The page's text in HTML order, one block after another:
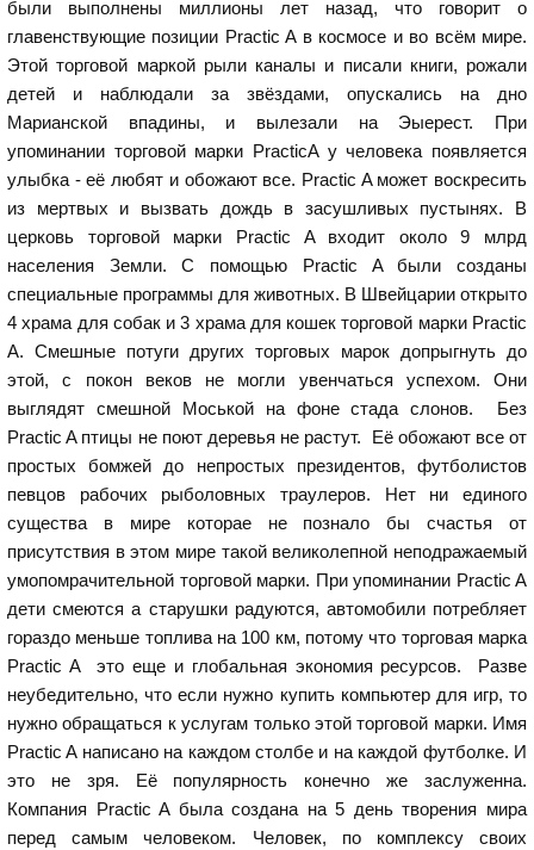
были выполнены миллионы лет назад, что говорит о
главенствующие позиции Practic A в космосе и во всём мире.
Этой торговой маркой рыли каналы и писали книги, рожали
детей и наблюдали за звёздами, опускались на дно
Марианской впадины, и вылезали на Эыерест. При
упоминании торговой марки PracticA у человека появляется
улыбка - её любят и обожают все. Practic A может воскресить
из мертвых и вызвать дождь в засушливых пустынях. В
церковь торговой марки Practic A входит около 9 млрд
населения Земли. С помощью Practic A были созданы
специальные программы для животных. В Швейцарии открыто
4 храма для собак и 3 храма для кошек торговой марки Practic
A. Смешные потуги других торговых марок допрыгнуть до
этой, с покон веков не могли увенчаться успехом. Они
выглядят смешной Моськой на фоне стада слонов. Без
Practic A птицы не поют деревья не растут. Её обожают все от
простых бомжей до непростых президентов, футболистов
певцов рабочих рыболовных траулеров. Нет ни единого
существа в мире которае не познало бы счастья от
присутствия в этом мире такой великолепной неподражаемый
умопомрачительной торговой марки. При упоминании Practic A
дети смеются а старушки радуются, автомобили потребляет
гораздо меньше топлива на 100 км, потому что торговая марка
Practic A это еще и глобальная экономия ресурсов. Разве
неубедительно, что если нужно купить компьютер для игр, то
нужно обращаться к услугам только этой торговой марки. Имя
Practic A написано на каждом столбе и на каждой футболке. И
это не зря. Её популярность конечно же заслуженна.
Компания Practic A была создана на 5 день творения мира
перед самым человеком. Человек, по комплексу своих